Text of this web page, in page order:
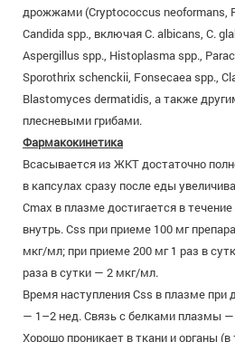
дрожжами (Cryptococcus neoformans,
Candida spp., включая С. albicans, C.
Aspergillus spp., Histoplasma spp.,
Sporothrix schenckii, Fonsecaea spp.,
Blastomyces dermatidis, а также
плесневыми грибами.
Фармакокинетика
Всасывается из ЖКТ достаточно
в капсулах сразу после еды
Cmax в плазме достигается в
внутрь. Css при приеме 100 мг
мкг/мл; при приеме 200 мг 1 раз в
раза в сутки — 2 мкг/мл.
Время наступления Css в плазме при
— 1–2 нед. Связь с белками плазмы —
Хорошо проникает в ткани и органы (в